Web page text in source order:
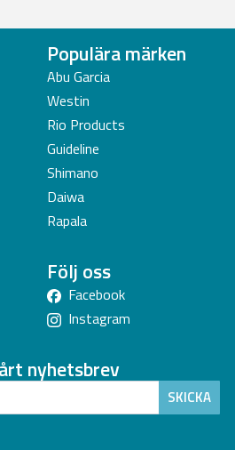
Populära märken
Abu Garcia
Westin
Rio Products
Guideline
Shimano
Daiwa
Rapala
Följ oss
Facebook
Instagram
nyhetsbrev
SKICKA